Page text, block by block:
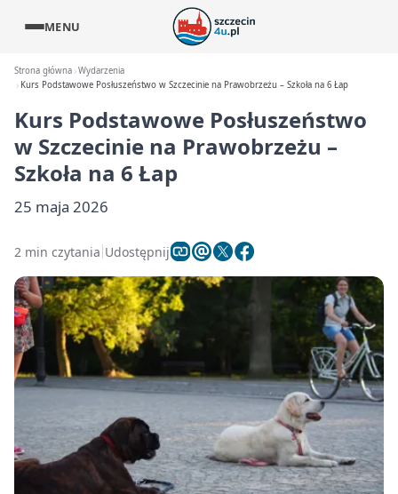
MENU
Strona główna Wydarzenia
Kurs Podstawowe Posłuszeństwo w Szczecinie na Prawobrzeżu – Szkoła na 6 Łap
Kurs Podstawowe Posłuszeństwo
w Szczecinie na Prawobrzeżu –
Szkoła na 6 Łap
25 maja 2026
2 min czytania Udostępnij